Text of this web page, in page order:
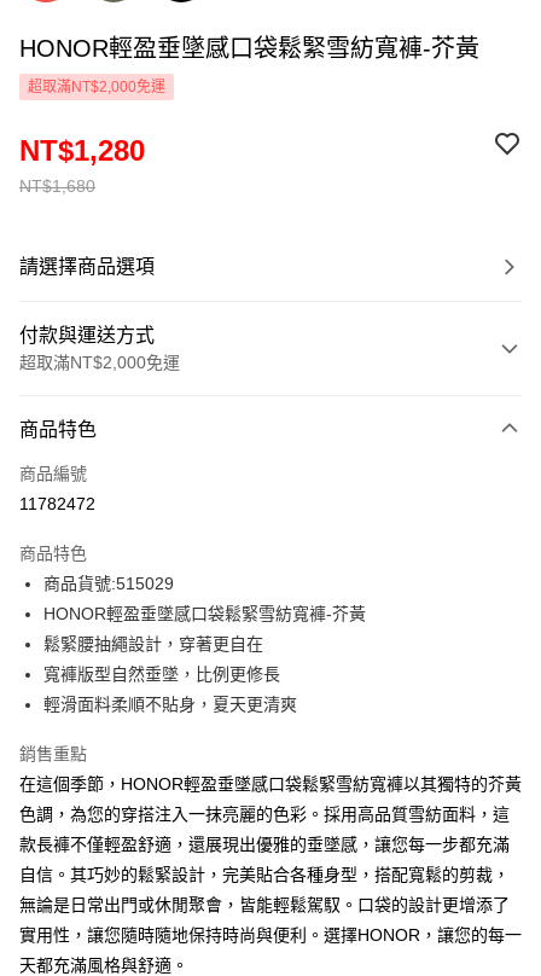
HONOR輕盈垂墜感口袋鬆緊雪紡寬褲-芥黃
超取滿NT$2,000免運
NT$1,680
NT$1,280
請選擇商品選項
付款與運送方式
超取滿NT$2,000免運
信用卡一次付款
超商取貨付款
Apple Pay
街口支付
悠遊付
Google Pay
ATM付款
運送方式
全家取貨付款 -訂單滿 $2000 元即享免運服務，未滿則另收
$80 元物流費用。
每筆NT$80，滿NT$2,000(含以上)免運費
全家付款後取貨-訂單滿 $2000 元即享免運服務-未滿則另收
商品特色
商品編號
11782472
商品特色
商品貨號:515029
HONOR輕盈垂墜感口袋鬆緊雪紡寬褲-芥黃
鬆緊腰抽繩設計，穿著更自在
寬褲版型自然垂墜，比例更修長
輕滑面料柔順不貼身，夏天更清爽
銷售重點
在這個季節，HONOR輕盈垂墜感口袋鬆緊雪紡寬褲以其獨特的芥黃
色調，為您的穿搭注入一抹亮麗的色彩。採用高品質雪紡面料，這
款長褲不僅輕盈舒適，還展現出優雅的垂墜感，讓您每一步都充滿
自信。其巧妙的鬆緊設計，完美貼合各種身型，搭配寬鬆的剪裁，
無論是日常出門或休閒聚會，皆能輕鬆駕馭。口袋的設計更增添了
實用性，讓您隨時隨地保持時尚與便利。選擇HONOR，讓您的每一
天都充滿風格與舒適。